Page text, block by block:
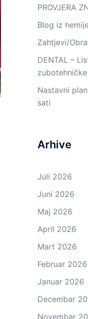
PROVJERA
Blog iz
Zahtjevi/
DENTAL –
Nastavni
sati
Arhive
Juli 2026
Juni 2026
Maj 2026
April 2026
Mart 2026
Februar 2026
Januar 2026
Decembar
Novembar